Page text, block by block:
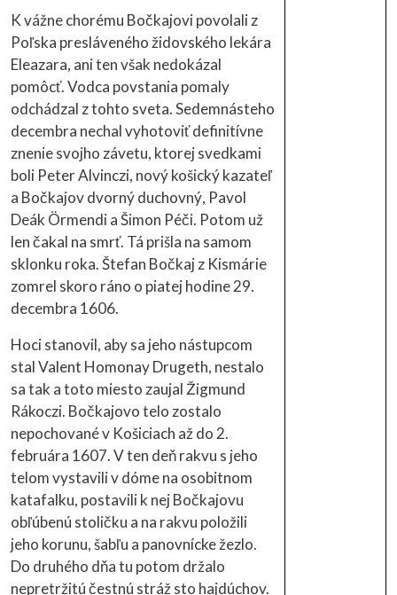
K vážne chorému Bočkajovi povolali z
Poľska presláveného židovského lekára
Eleazara, ani ten však nedokázal
pomôcť. Vodca povstania pomaly
odchádzal z tohto sveta. Sedemnásteho
decembra nechal vyhotoviť definitívne
znenie svojho závetu, ktorej svedkami
boli Peter Alvinczi, nový košický kazateľ
a Bočkajov dvorný duchovný, Pavol
Deák Örmendi a Šimon Péči. Potom už
len čakal na smrť. Tá prišla na samom
sklonku roka. Štefan Bočkaj z Kismárie
zomrel skoro ráno o piatej hodine 29.
decembra 1606.
Hoci stanovil, aby sa jeho nástupcom
stal Valent Homonay Drugeth, nestalo
sa tak a toto miesto zaujal Žigmund
Rákoczi. Bočkajovo telo zostalo
nepochované v Košiciach až do 2.
februára 1607. V ten deň rakvu s jeho
telom vystavili v dóme na osobitnom
katafalku, postavili k nej Bočkajovu
obľúbenú stoličku a na rakvu položili
jeho korunu, šabľu a panovnícke žezlo.
Do druhého dňa tu potom držalo
nepretržitú čestnú stráž sto hajdúchov.